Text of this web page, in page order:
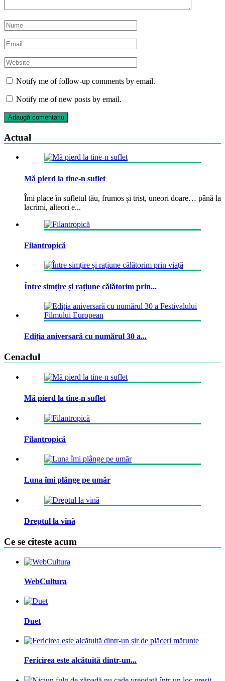
Notify me of follow-up comments by email.
Notify me of new posts by email.
Actual
Mă pierd la tine-n suflet
Îmi place în sufletul tău, frumos și trist, uneori doare… până la
lacrimi, alteori e...
Filantropică
Între simțire și rațiune călătorim prin...
Ediția aniversară cu numărul 30 a...
Cenaclul
Mă pierd la tine-n suflet
Filantropică
Luna îmi plânge pe umăr
Dreptul la vină
Ce se citeste acum
WebCultura
Duet
Fericirea este alcătuită dintr-un...